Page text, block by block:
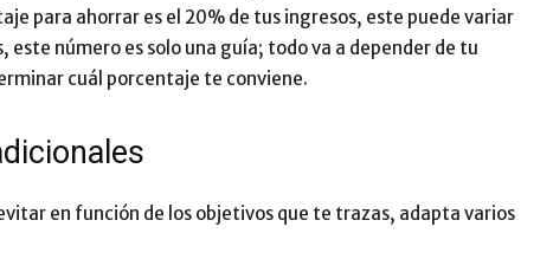
para ahorrar es el 20% de tus ingresos, este puede variar
este número es solo una guía; todo va a depender de tu
cuál porcentaje te conviene.
en función de los objetivos que te trazas, adapta varios